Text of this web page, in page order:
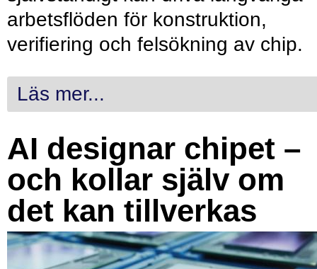
arbetsflöden för konstruktion,
verifiering och felsökning av chip.
Läs mer...
AI designar chipet –
och kollar själv om
det kan tillverkas